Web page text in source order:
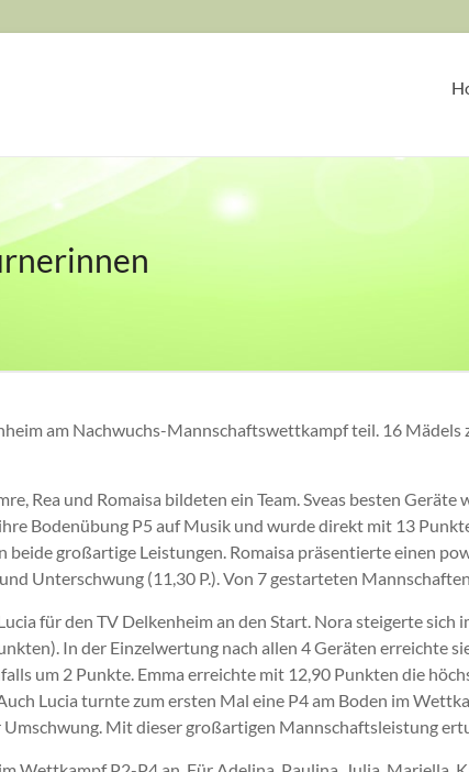
am Nachwuchs-Mannschaftswettkampf teil. 16 Mädels
Rea und Romaisa bildeten ein Team. Sveas besten
Bodenübung P5 auf Musik und wurde direkt mit 13
großartige Leistungen. Romaisa präsentierte einen
Unterschwung (11,30 P.). Von 7 gestarteten
für den TV Delkenheim an den Start. Nora steigerte
In der Einzelwertung nach allen 4 Geräten erreichte
um 2 Punkte. Emma erreichte mit 12,90 Punkten die
Lucia turnte zum ersten Mal eine P4 am Boden im
Umschwung. Mit dieser großartigen Mannschaftsleistung